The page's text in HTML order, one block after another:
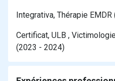
Integrativa, Thérapie EMDR
Certificat, ULB ,
(2023 - 2024)